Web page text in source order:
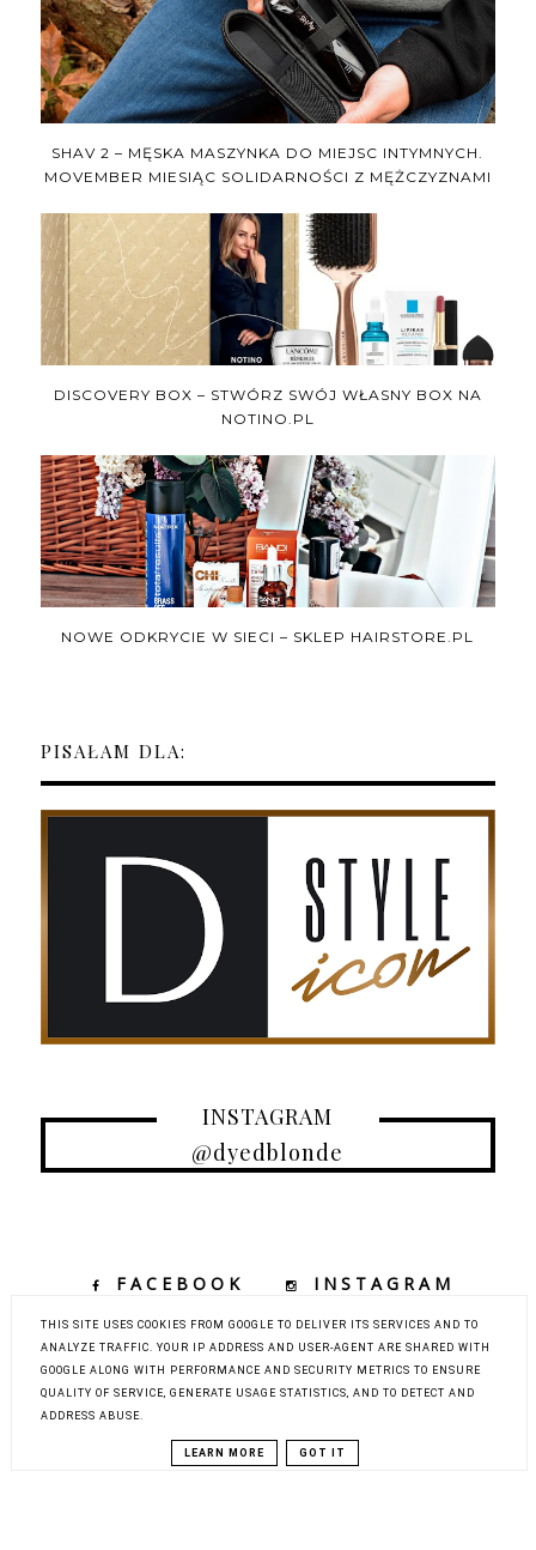
SHAV 2 – MĘSKA MASZYNKA DO MIEJSC INTYMNYCH.
MOVEMBER MIESIĄC SOLIDARNOŚCI Z MĘŻCZYZNAMI
DISCOVERY BOX – STWÓRZ SWÓJ WŁASNY BOX NA
NOTINO.PL
NOWE ODKRYCIE W SIECI – SKLEP HAIRSTORE.PL
PISAŁAM DLA:
INSTAGRAM
@dyedblonde
FACEBOOK
INSTAGRAM
TIKTOK
YOUTUBE
COPYRIGHT ©
ELEMENTAMI MODY, URODY I PODRÓŻY
THIS SITE USES COOKIES FROM GOOGLE TO DELIVER ITS SERVICES AND TO
ANALYZE TRAFFIC. YOUR IP ADDRESS AND USER-AGENT ARE SHARED WITH
GOOGLE ALONG WITH PERFORMANCE AND SECURITY METRICS TO ENSURE
QUALITY OF SERVICE, GENERATE USAGE STATISTICS, AND TO DETECT AND
ADDRESS ABUSE.
LEARN MORE GOT IT